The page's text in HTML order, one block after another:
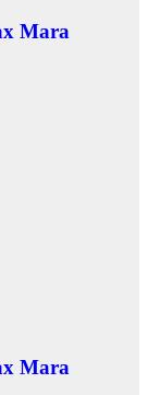
Mara
Mara